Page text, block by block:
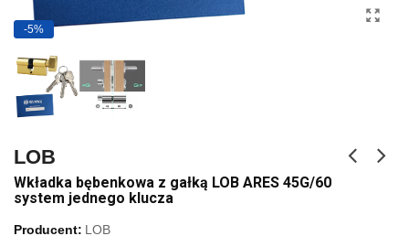
-5%
LOB
Wkładka bębenkowa z gałką LOB ARES 45G/60
system jednego klucza
Producent: LOB